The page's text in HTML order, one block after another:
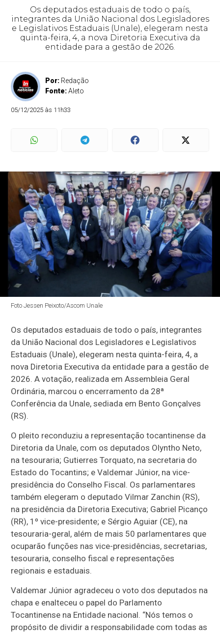
Os deputados estaduais de todo o país,
integrantes da União Nacional dos Legisladores
e Legislativos Estaduais (Unale), elegeram nesta
quinta-feira, 4, a nova Diretoria Executiva da
entidade para a gestão de 2026.
Por: Redação
Fonte:Aleto
05/12/2025 às 11h33
Foto Jessen Peixoto/Ascom Unale
Os deputados estaduais de todo o país, integrantes
da União Nacional dos Legisladores e Legislativos
Estaduais (Unale), elegeram nesta quinta-feira, 4, a
nova Diretoria Executiva da entidade para a gestão de
2026. A votação, realizada em Assembleia Geral
Ordinária, marcou o encerramento da 28ª
Conferência da Unale, sediada em Bento Gonçalves
(RS).
O pleito reconduziu a representação tocantinense da
Diretoria da Unale, com os deputados Olyntho Neto,
na tesouraria; Gutierres Torquato, na secretaria do
Estado do Tocantins; e Valdemar Júnior, na vice-
presidência do Conselho Fiscal. Os parlamentares
também elegeram o deputado Vilmar Zanchin (RS),
na presidência da Diretoria Executiva; Gabriel Picanço
(RR), 1º vice-presidente; e Sérgio Aguiar (CE), na
tesouraria-geral, além de mais 50 parlamentares que
ocuparão funções nas vice-presidências, secretarias,
tesouraria, conselho fiscal e representações
regionais e estaduais.
Valdemar Júnior agradeceu o voto dos deputados na
chapa e enalteceu o papel do Parlamento
Tocantinense na Entidade nacional. “Nós temos o
propósito de dividir a responsabilidade com todas as